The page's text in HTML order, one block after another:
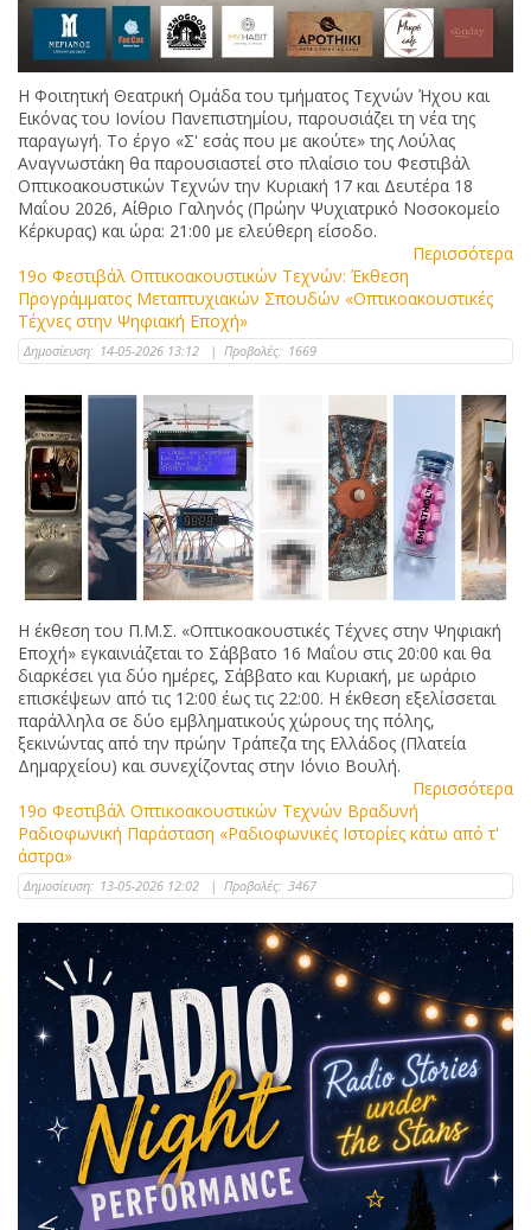
Η Φοιτητική Θεατρική Ομάδα του τμήματος Τεχνών Ήχου και
Εικόνας του Ιονίου Πανεπιστημίου, παρουσιάζει τη νέα της
παραγωγή. Το έργο «Σ' εσάς που με ακούτε» της Λούλας
Αναγνωστάκη θα παρουσιαστεί στο πλαίσιο του Φεστιβάλ
Οπτικοακουστικών Τεχνών την Κυριακή 17 και Δευτέρα 18
Μαΐου 2026, Αίθριο Γαληνός (Πρώην Ψυχιατρικό Νοσοκομείο
Κέρκυρας) και ώρα: 21:00 με ελεύθερη είσοδο.
Περισσότερα
19ο Φεστιβάλ Οπτικοακουστικών Τεχνών: Έκθεση
Προγράμματος Μεταπτυχιακών Σπουδών «Οπτικοακουστικές
Τέχνες στην Ψηφιακή Εποχή»
Δημοσίευση: 14-05-2026 13:12 | Προβολές: 1669
Η έκθεση του Π.Μ.Σ. «Οπτικοακουστικές Τέχνες στην Ψηφιακή
Εποχή» εγκαινιάζεται το Σάββατο 16 Μαΐου στις 20:00 και θα
διαρκέσει για δύο ημέρες, Σάββατο και Κυριακή, με ωράριο
επισκέψεων από τις 12:00 έως τις 22:00. Η έκθεση εξελίσσεται
παράλληλα σε δύο εμβληματικούς χώρους της πόλης,
ξεκινώντας από την πρώην Τράπεζα της Ελλάδος (Πλατεία
Δημαρχείου) και συνεχίζοντας στην Ιόνιο Βουλή.
Περισσότερα
19ο Φεστιβάλ Οπτικοακουστικών Τεχνών Bραδυνή
Ραδιοφωνική Παράσταση «Ραδιοφωνικές Ιστορίες κάτω από τ'
άστρα»
Δημοσίευση: 13-05-2026 12:02 | Προβολές: 3467